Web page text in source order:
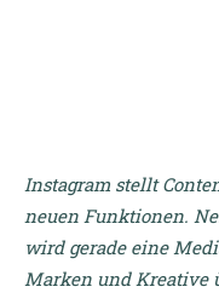
Instagram stellt
neuen Funktionen.
wird gerade eine
Marken und Kreative